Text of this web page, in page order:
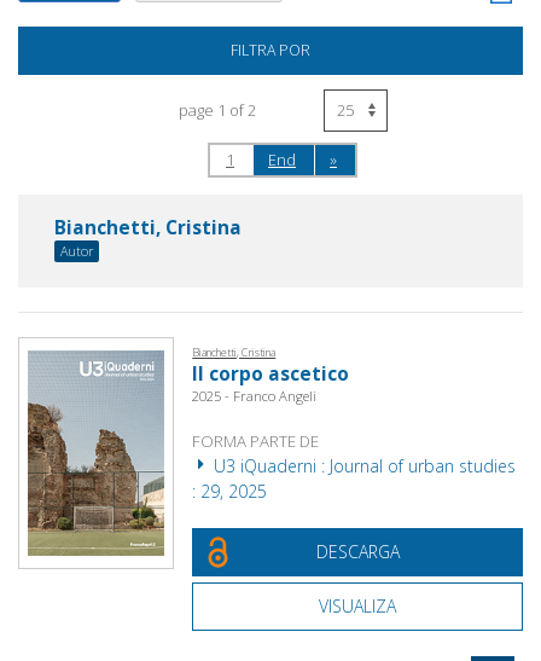
FILTRA POR
page 1 of 2
1 End »
Bianchetti, Cristina
Autor
Bianchetti, Cristina
Il corpo ascetico
2025 - Franco Angeli
FORMA PARTE DE
U3 iQuaderni : Journal of urban studies
: 29, 2025
DESCARGA
VISUALIZA